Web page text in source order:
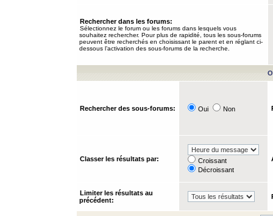
Rechercher dans les forums:
Sélectionnez le forum ou les forums dans lesquels vous
souhaitez rechercher. Pour plus de rapidité, tous les sous-forums
peuvent être recherchés en choisissant le parent et en réglant ci-
dessous l’activation des sous-forums de la recherche.
Rechercher des sous-forums: Oui Non
Classer les résultats par:
Croissant
Décroissant
Limiter les résultats au
précédent: